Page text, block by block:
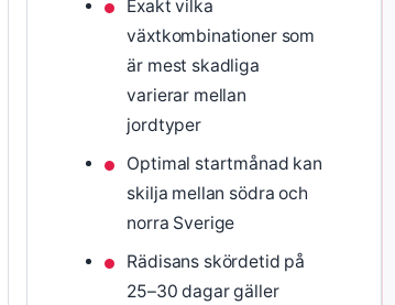
Exakt vilka
växtkombinationer som
är mest skadliga
varierar mellan
jordtyper
Optimal startmånad kan
skilja mellan södra och
norra Sverige
Rädisans skördetid på
25–30 dagar gäller